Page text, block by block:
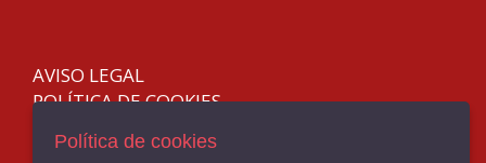
44
46
DOCTOR CUTILLAS
AVISO LEGAL
POLÍTICA DE COOKIES
ENVÍOS Y DEVOLUCIONES
Política de cookies